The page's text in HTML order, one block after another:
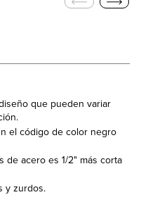
que pueden variar
el código de color negro
de acero es 1/2" más corta
y zurdos.